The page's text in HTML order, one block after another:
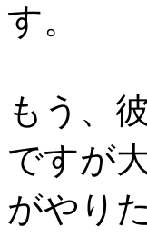
す。
もう、
ですが
がやり